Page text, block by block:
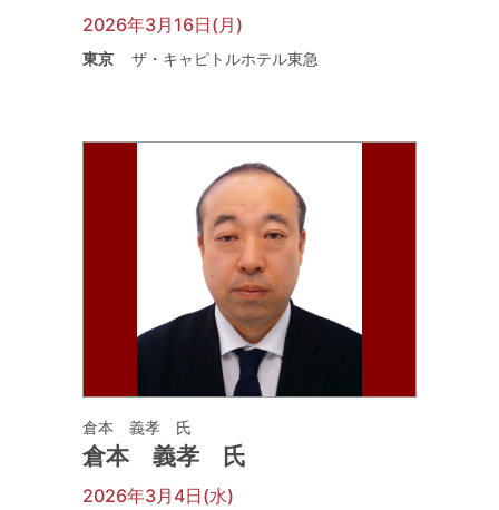
2026年3月16日(月)
東京 ザ・キャピトルホテル東急
倉本 義孝 氏
倉本 義孝 氏
2026年3月4日(水)